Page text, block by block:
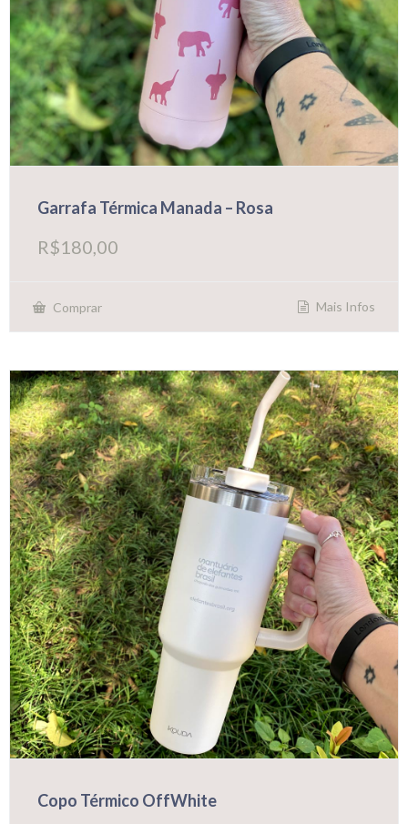
Garrafa Térmica Manada – Rosa
R$180,00
Comprar Mais Infos
Copo Térmico OffWhite